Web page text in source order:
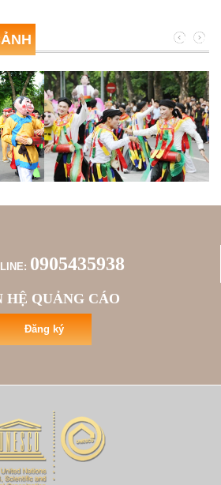
0905435938
HỆ QUẢNG CÁO
Đăng ký